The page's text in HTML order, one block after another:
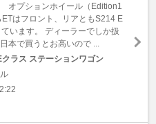
オプションホイール（Edition1
はフロント、リアともS214 E
います。 ディーラーでしか扱
本で買うとお高いので ...
クラス ステーションワゴン